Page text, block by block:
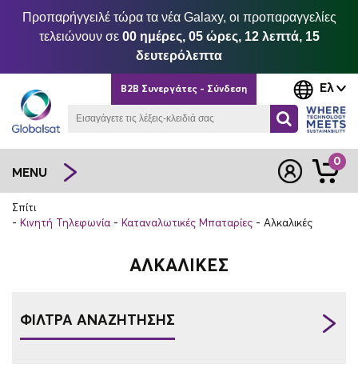
Προπαρήγγειλέ τώρα τα νέα Galaxy, οι προπαραγγελίες
τελειώνουν σε 00 ημέρες, 05 ώρες, 12 λεπτά, 15
δευτερόλεπτα
Ελ
B2B Συνεργάτες - Σύνδεση
MENU
0
Σπίτι
Κινητή Τηλεφωνία
Καταναλωτικές Μπαταρίες Αλκαλικές
ΑΛΚΑΛΙΚΈΣ
ΦΙΛΤΡΑ ΑΝΑΖΗΤΗΣΗΣ